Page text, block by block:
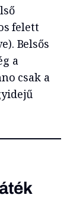
felett
Belsős
a
csak a